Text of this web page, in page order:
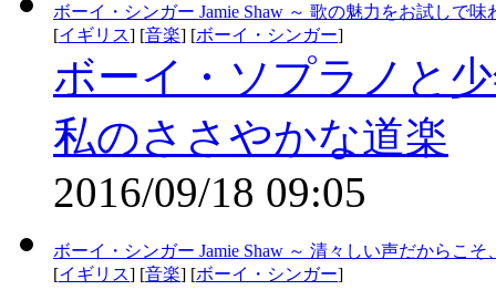
ボーイ・シンガー Jamie Shaw ～ 歌の魅力をお試しで味
[イギリス] [音楽] [ボーイ・シンガー]
ボーイ・ソプラノと
私のささやかな道楽
2016/09/18 09:05
ボーイ・シンガー Jamie Shaw ～ 清々しい声だからこ
[イギリス] [音楽] [ボーイ・シンガー]